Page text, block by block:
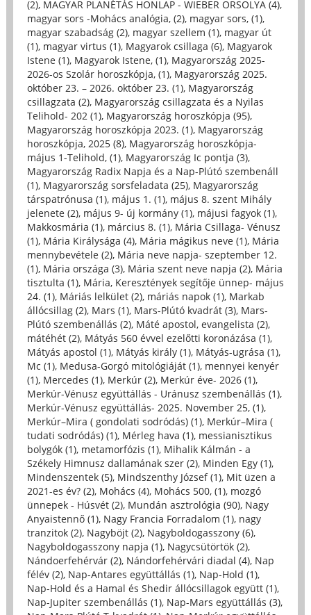
(2), MAGYAR PLANÉTÁS HONLAP - WIEBER ORSOLYA (4),
magyar sors -Mohács analógia, (2), magyar sors, (1),
magyar szabadság (2), magyar szellem (1), magyar út
(1), magyar virtus (1), Magyarok csillaga (6), Magyarok
Istene (1), Magyarok Istene, (1), Magyarország 2025-
2026-os Szolár horoszkópja, (1), Magyarország 2025.
október 23. – 2026. október 23. (1), Magyarország
csillagzata (2), Magyarország csillagzata és a Nyilas
Telihold- 202 (1), Magyarország horoszkópja (95),
Magyarország horoszkópja 2023. (1), Magyarország
horoszkópja, 2025 (8), Magyarország horoszkópja-
május 1-Telihold, (1), Magyarország Ic pontja (3),
Magyarország Radix Napja és a Nap-Plútó szembenáll
(1), Magyarország sorsfeladata (25), Magyarország
társpatrónusa (1), május 1. (1), május 8. szent Mihály
jelenete (2), május 9- új kormány (1), májusi fagyok (1),
Makkosmária (1), március 8. (1), Mária Csillaga- Vénusz
(1), Mária Királysága (4), Mária mágikus neve (1), Mária
mennybevétele (2), Mária neve napja- szeptember 12.
(1), Mária országa (3), Mária szent neve napja (2), Mária
tisztulta (1), Mária, Keresztények segítője ünnep- május
24. (1), Máriás lelkület (2), máriás napok (1), Markab
állócsillag (2), Mars (1), Mars-Plútó kvadrát (3), Mars-
Plútó szembenállás (2), Máté apostol, evangelista (2),
mátéhét (2), Mátyás 560 évvel ezelőtti koronázása (1),
Mátyás apostol (1), Mátyás király (1), Mátyás-ugrása (1),
Mc (1), Medusa-Gorgó mitológiáját (1), mennyei kenyér
(1), Mercedes (1), Merkúr (2), Merkúr éve- 2026 (1),
Merkúr-Vénusz együttállás - Uránusz szembenállás (1),
Merkúr-Vénusz együttállás- 2025. November 25, (1),
Merkúr–Mira ( gondolati sodródás) (1), Merkúr–Mira (
tudati sodródás) (1), Mérleg hava (1), messianisztikus
bolygók (1), metamorfózis (1), Mihalik Kálmán - a
Székely Himnusz dallamának szer (2), Minden Egy (1),
Mindenszentek (5), Mindszenthy József (1), Mit üzen a
2021-es év? (2), Mohács (4), Mohács 500, (1), mozgó
ünnepek - Húsvét (2), Mundán asztrológia (90), Nagy
Anyaistennő (1), Nagy Francia Forradalom (1), nagy
tranzitok (2), Nagyböjt (2), Nagyboldogasszony (6),
Nagyboldogasszony napja (1), Nagycsütörtök (2),
Nándoerfehérvár (2), Nándorfehérvári diadal (4), Nap
félév (2), Nap-Antares együttállás (1), Nap-Hold (1),
Nap-Hold és a Hamal és Shedir állócsillagok együtt (1),
Nap-Jupiter szembenállás (1), Nap-Mars együttállás (3),